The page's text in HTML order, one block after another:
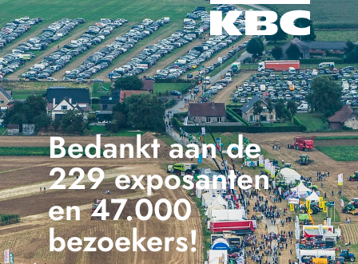
Bedankt aan de
229 exposanten
en 47.000
bezoekers!